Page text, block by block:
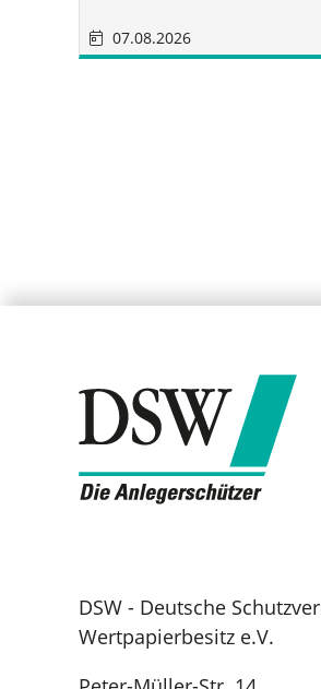
07.08.2026
DSW - Deutsche
Wertpapierbesitz e.V.